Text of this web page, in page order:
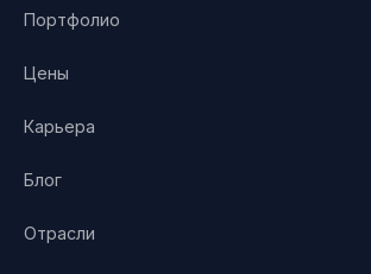
Портфолио
Цены
Карьера
Блог
Отрасли